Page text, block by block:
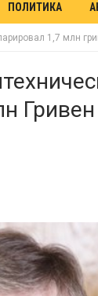
ПОЛИТИКА
1,7 млн